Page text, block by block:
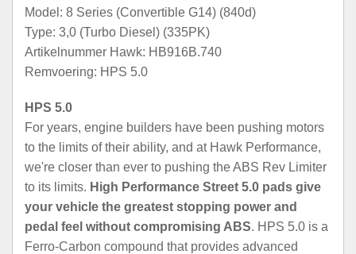
Model: 8 Series (Convertible G14) (840d)
Type: 3,0 (Turbo Diesel) (335PK)
Artikelnummer Hawk: HB916B.740
Remvoering: HPS 5.0
HPS 5.0
For years, engine builders have been pushing motors
to the limits of their ability, and at Hawk Performance,
we're closer than ever to pushing the ABS Rev Limiter
to its limits. High Performance Street 5.0 pads give
your vehicle the greatest stopping power and
pedal feel without compromising ABS. HPS 5.0 is a
Ferro-Carbon compound that provides advanced